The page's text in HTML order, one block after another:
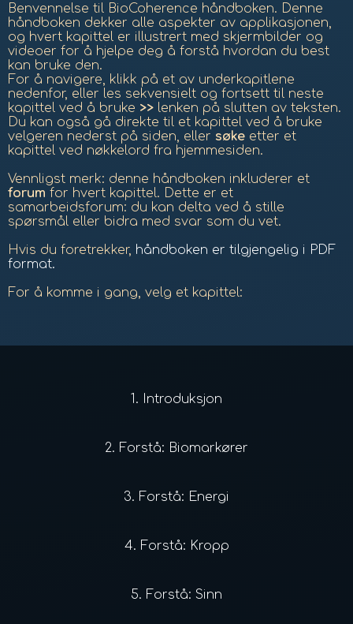
Benvennelse til BioCoherence håndboken. Denne
håndboken dekker alle aspekter av applikasjonen,
og hvert kapittel er illustrert med skjermbilder og
videoer for å hjelpe deg å forstå hvordan du best
kan bruke den.
For å navigere, klikk på et av underkapitlene
nedenfor, eller les sekvensielt og fortsett til neste
kapittel ved å bruke >>lenken på slutten av teksten.
Du kan også gå direkte til et kapittel ved å bruke
velgeren nederst på siden, eller søkeetter et
kapittel ved nøkkelord fra hjemmesiden.
Vennligst merk: denne håndboken inkluderer et
forum for hvert kapittel. Dette er et
samarbeidsforum: du kan delta ved å stille
spørsmål eller bidra med svar som du vet.
Hvis du foretrekker, håndboken er tilgjengelig i PDF
format.
For å komme i gang, velg et kapittel:
1. Introduksjon
2. Forstå: Biomarkører
3. Forstå: Energi
4. Forstå: Kropp
5. Forstå: Sinn